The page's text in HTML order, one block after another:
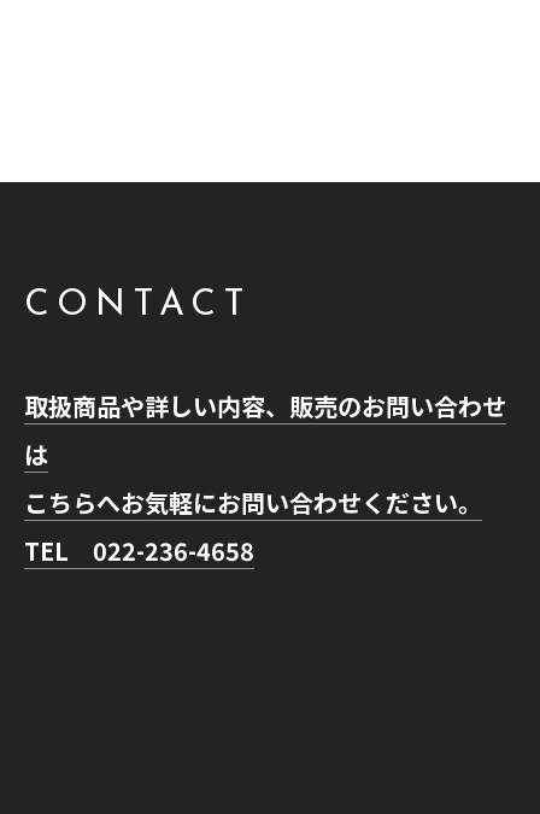
CONTACT
取扱商品や詳しい内容、販売のお問い合わせ
は
こちらへお気軽にお問い合わせください。
TEL 022-236-4658